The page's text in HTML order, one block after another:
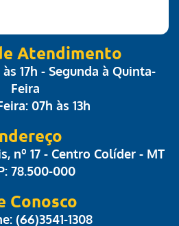
Atendimento
às 17h - Segunda à Quinta-
Feira
07h às 13h
nº 17 - Centro Colíder - MT
78.500-000
Conosco
(66)3541-1308